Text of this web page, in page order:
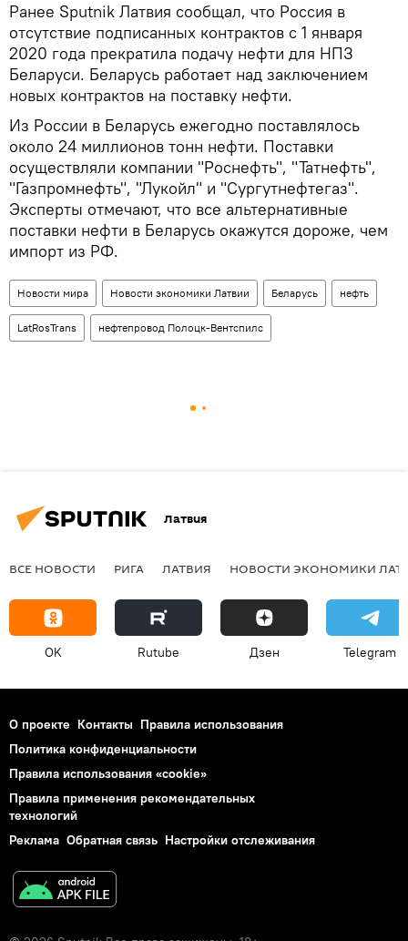
Ранее Sputnik Латвия сообщал, что Россия в
отсутствие подписанных контрактов с 1 января
2020 года прекратила подачу нефти для НПЗ
Беларуси. Беларусь работает над заключением
новых контрактов на поставку нефти.
Из России в Беларусь ежегодно поставлялось
около 24 миллионов тонн нефти. Поставки
осуществляли компании "Роснефть", "Татнефть",
"Газпромнефть", "Лукойл" и "Сургутнефтегаз".
Эксперты отмечают, что все альтернативные
поставки нефти в Беларусь окажутся дороже, чем
импорт из РФ.
Новости мира Новости экономики Латвии Беларусь нефть
LatRosTrans нефтепровод Полоцк-Вентспилс
Латвия
ВСЕ НОВОСТИ РИГА ЛАТВИЯ НОВОСТИ ЭКОНОМИКИ
OK Rutube Дзен Telegram
О проекте Контакты Правила использования
Политика конфиденциальности
Правила использования «cookie»
Правила применения рекомендательных
технологий
Реклама Обратная связь Настройки отслеживания